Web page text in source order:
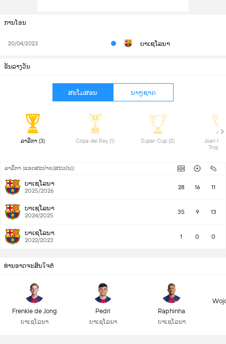
ການໂອນ
20/04/2023 ບາເຊໂລນາ
ຂັນລາງວັນ
ສະໂມສອນ ນາໆຊາດ
ລາລີກາ (3) Joan
ລາລີກາ (ແອດສະປາຍ​(ສະເປນ))
ບາເຊໂລນາ
2025/2026 28 16 11
ບາເຊໂລນາ
2024/2025 35 9 13
ບາເຊໂລນາ
2022/2023 1 0 0
ທ່ານອາດຈະສົນໃຈຕໍ່
Frenkie de Jong
ບາເຊໂລນາ
Pedri
ບາເຊໂລນາ
Raphinha
ບາເຊໂລນາ